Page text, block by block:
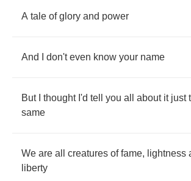
A tale of glory and power
And don't even know your name
But thought I'd tell you all about it just
same
We are all creatures of fame, lightness
liberty